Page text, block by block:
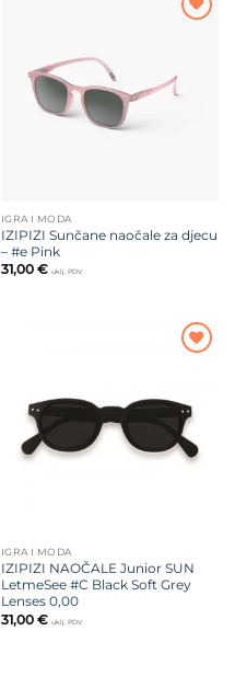
IGRA I MODA
IZIPIZI Sunčane naočale za djecu
– #e Pink
31,00 € uklj. PDV
IGRA I MODA
IZIPIZI NAOČALE Junior SUN
LetmeSee #C Black Soft Grey
Lenses 0,00
31,00 € uklj. PDV